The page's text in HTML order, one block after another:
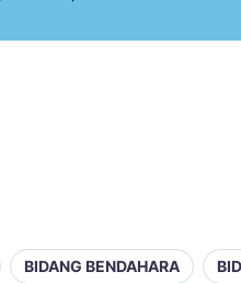
BIDANG BENDAHARA